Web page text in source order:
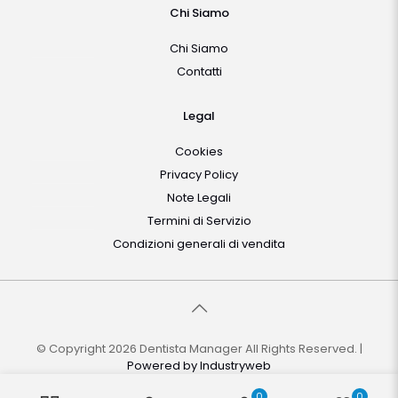
Chi Siamo
Chi Siamo
Contatti
Legal
Cookies
Privacy Policy
Note Legali
Termini di Servizio
Condizioni generali di vendita
© Copyright 2026 Dentista Manager All Rights Reserved. |
Powered byIndustryweb